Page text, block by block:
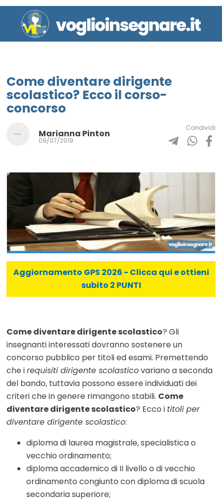
Come diventare dirigente
scolastico? Ecco il corso-
concorso
Marianna Pinton
09/07/2019
Condividi
Aggiornamento GPS 2026 - Clicca qui e ottieni
subito 2 PUNTI
Come diventare dirigente scolastico? Gli
insegnanti interessati dovranno sostenere un
concorso pubblico per titoli ed esami. Premettendo
che irequisiti dirigente scolasticovariano a seconda
del bando, tuttavia possono essere individuati dei
criteri che in genere rimangono stabili. Come
diventare dirigente scolastico? Ecco i titoli per
diventare dirigente scolastico:
diploma di laurea magistrale, specialistica o
vecchio ordinamento;
diploma accademico di II livello o di vecchio
ordinamento congiunto con diploma di scuola
secondaria superiore;